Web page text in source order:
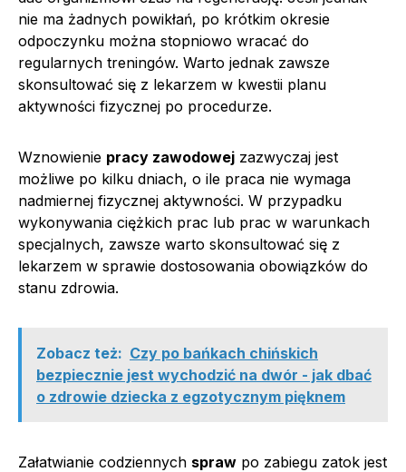
nie ma żadnych powikłań, po krótkim okresie
odpoczynku można stopniowo wracać do
regularnych treningów. Warto jednak zawsze
skonsultować się z lekarzem w kwestii planu
aktywności fizycznej po procedurze.
Wznowienie pracy zawodowej zazwyczaj jest
możliwe po kilku dniach, o ile praca nie wymaga
nadmiernej fizycznej aktywności. W przypadku
wykonywania ciężkich prac lub prac w warunkach
specjalnych, zawsze warto skonsultować się z
lekarzem w sprawie dostosowania obowiązków do
stanu zdrowia.
Zobacz też: Czy po bańkach chińskich
bezpiecznie jest wychodzić na dwór - jak dbać
o zdrowie dziecka z egzotycznym pięknem
Załatwianie codziennych spraw po zabiegu zatok jest